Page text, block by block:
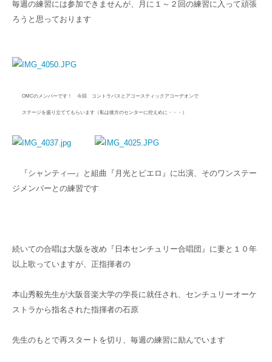
毎週の練習には参加できませんが、月に１～２回の練習に入って頑張
ろうと思っております
OMCのメンバーです！ 今回 コントラバスとアコースティックアコーデオンで
ステージを盛り立ててもらいます（私は後方のセンターに控えめに・・・）
『シャンティ―』と組曲『月光とピエロ』に出演、そのワンステー
ジメンバーとの練習です
続いての合唱は大阪を改め『日本センチュリー合唱団』に妻と１０年
以上歌っていますが、正指揮者の
本山秀毅先生が大阪音楽大学の学長に就任され、センチュリーオーケ
ストラから指名された指揮者の石原
先生のもとで再スタートを切り、毎週の練習に励んでいます